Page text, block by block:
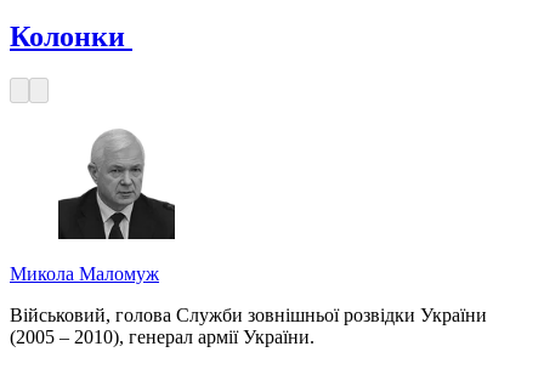
Колонки
Микола Маломуж
Військовий, голова Служби зовнішньої розвідки України
(2005 – 2010), генерал армії України.